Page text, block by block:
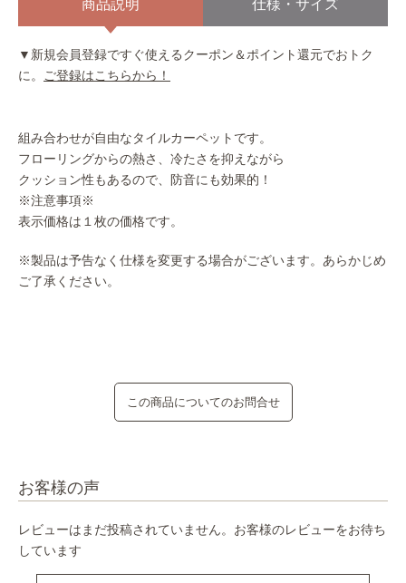
商品説明 仕様・サイズ
▼新規会員登録ですぐ使えるクーポン＆ポイント還元でおトク
に。 ご登録はこちらから！
組み合わせが自由なタイルカーペットです。
フローリングからの熱さ、冷たさを抑えながら
クッション性もあるので、防音にも効果的！
※注意事項※
表示価格は１枚の価格です。
※製品は予告なく仕様を変更する場合がございます。あらかじめ
ご了承ください。
この商品についてのお問合せ
お客様の声
レビューはまだ投稿されていません。お客様のレビューをお待ち
しています